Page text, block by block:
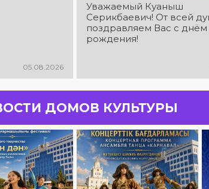
05.08.2026
Уважаемый Куаныш
Серикбаевич! От всей
поздравляем Вас с днём
рождения!
ДОМОВ КУЛЬТУРЫ